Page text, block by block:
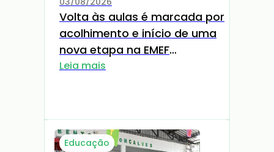
Volta às aulas é marcada por
acolhimento e início de uma
nova etapa na EMEF
Raimundo Nedel
Leia mais
Educação